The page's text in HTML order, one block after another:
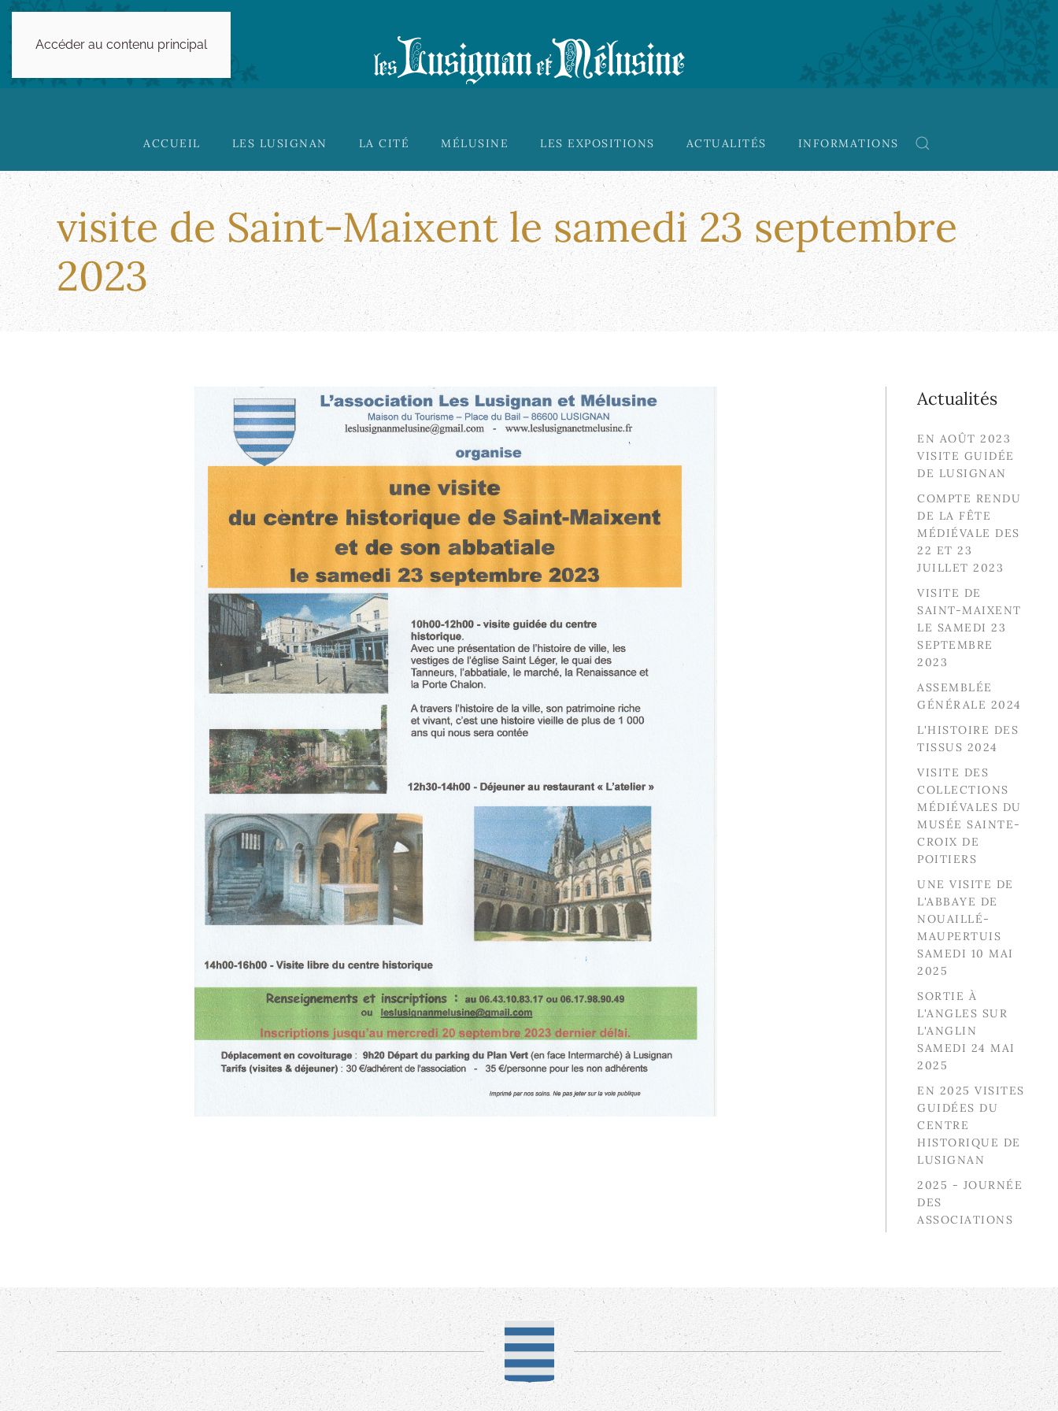
Accéder au contenu principal
ACCUEIL LES LUSIGNAN LA CITÉ MÉLUSINE LES EXPOSITIONS ACTUALITÉS INFORMATIONS
visite de Saint-Maixent le samedi 23 septembre
2023
Actualités
EN AOÛT 2023
VISITE GUIDÉE
DE LUSIGNAN
COMPTE RENDU
DE LA FÊTE
MÉDIÉVALE DES
22 ET 23
JUILLET 2023
VISITE DE
SAINT-MAIXENT
LE SAMEDI 23
SEPTEMBRE
2023
ASSEMBLÉE
GÉNÉRALE 2024
L'HISTOIRE DES
TISSUS 2024
VISITE DES
COLLECTIONS
MÉDIÉVALES DU
MUSÉE SAINTE-
CROIX DE
POITIERS
UNE VISITE DE
L'ABBAYE DE
NOUAILLÉ-
MAUPERTUIS
SAMEDI 10 MAI
2025
SORTIE À
L'ANGLES SUR
L'ANGLIN
SAMEDI 24 MAI
2025
EN 2025 VISITES
GUIDÉES DU
CENTRE
HISTORIQUE DE
LUSIGNAN
2025 - JOURNÉE
DES
ASSOCIATIONS